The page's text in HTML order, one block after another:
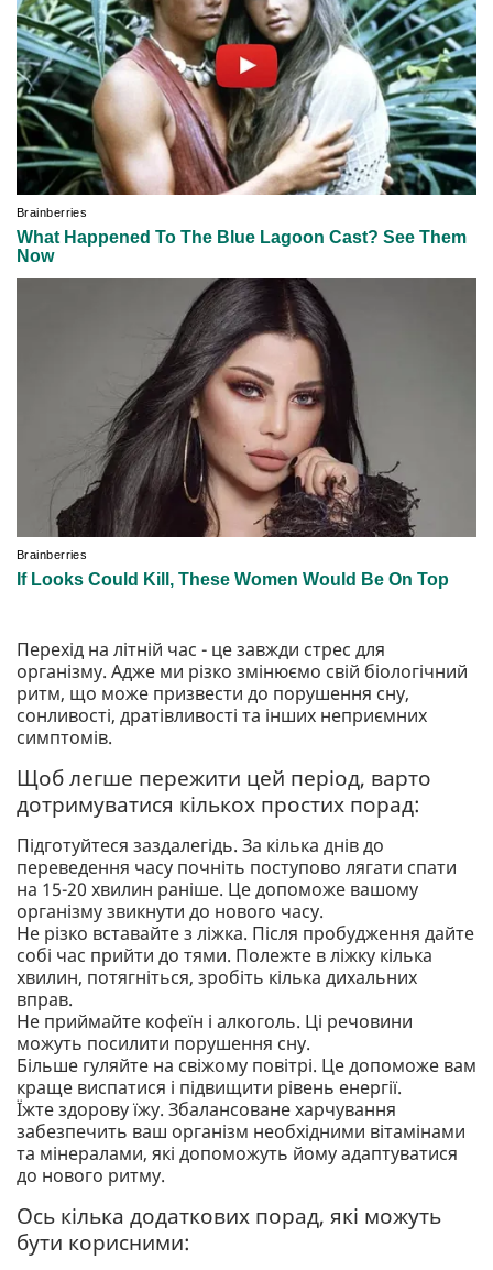
Перехід на літній час - це завжди стрес для
організму. Адже ми різко змінюємо свій біологічний
ритм, що може призвести до порушення сну,
сонливості, дратівливості та інших неприємних
симптомів.
Щоб легше пережити цей період, варто
дотримуватися кількох простих порад:
Підготуйтеся заздалегідь. За кілька днів до
переведення часу почніть поступово лягати спати
на 15-20 хвилин раніше. Це допоможе вашому
організму звикнути до нового часу.
Не різко вставайте з ліжка. Після пробудження дайте
собі час прийти до тями. Полежте в ліжку кілька
хвилин, потягніться, зробіть кілька дихальних
вправ.
Не приймайте кофеїн і алкоголь. Ці речовини
можуть посилити порушення сну.
Більше гуляйте на свіжому повітрі. Це допоможе вам
краще виспатися і підвищити рівень енергії.
Їжте здорову їжу. Збалансоване харчування
забезпечить ваш організм необхідними вітамінами
та мінералами, які допоможуть йому адаптуватися
до нового ритму.
Ось кілька додаткових порад, які можуть
бути корисними: